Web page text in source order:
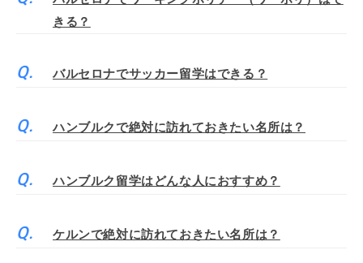
きる？
バルセロナでサッカー留学はできる？
ハンブルクで絶対に訪れておきたい名所は？
ハンブルク留学はどんな人におすすめ？
ケルンで絶対に訪れておきたい名所は？